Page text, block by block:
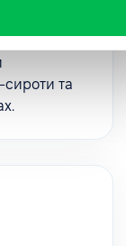
свою
допомоги
сироти та